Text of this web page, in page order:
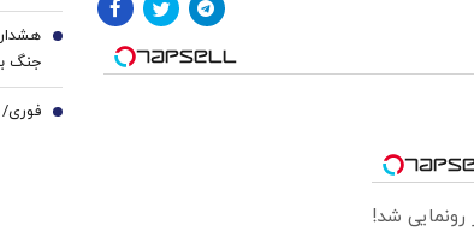
جنگ
را به
9
فوری/ ۴ متهم قتل حمیدرضا رجب‌زاده بازداشت شدند 10